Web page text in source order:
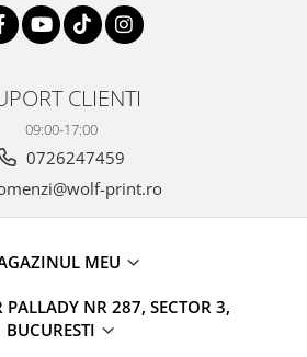
CLIENTI
09:00-17:00
0726247459
print.ro
MEU
PALLADY NR 287, SECTOR 3,
BUCURESTI